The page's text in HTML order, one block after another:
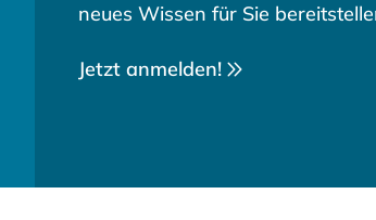
neues Wissen für Sie
Jetzt anmelden!